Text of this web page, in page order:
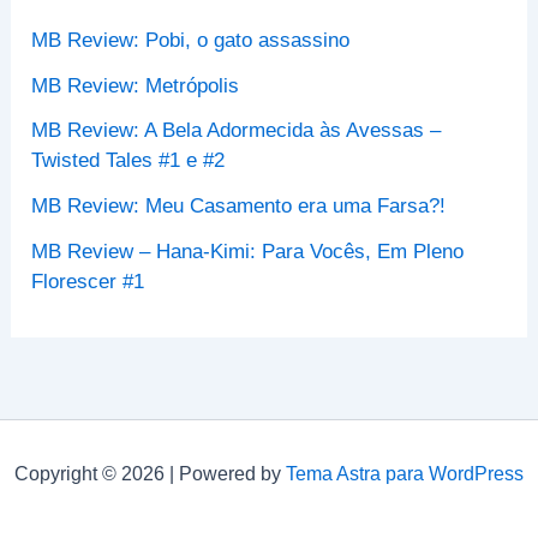
o
:
MB Review: Pobi, o gato assassino
MB Review: Metrópolis
MB Review: A Bela Adormecida às Avessas –
Twisted Tales #1 e #2
MB Review: Meu Casamento era uma Farsa?!
MB Review – Hana-Kimi: Para Vocês, Em Pleno
Florescer #1
Copyright © 2026 | Powered by Tema Astra para WordPress